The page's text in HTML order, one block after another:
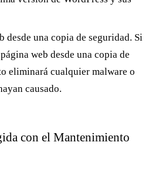
desde una copia de seguridad. Si
web desde una copia de
eliminará cualquier malware o
causado.
con el Mantenimiento